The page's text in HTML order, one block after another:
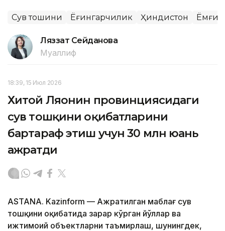
Сув тошқини Ёғингарчилик Ҳиндистон Ёмғир
Ляззат Сейданова
Муаллиф
18:39, 15 Июл 2026
Хитой Ляонин провинциясидаги
сув тошқини оқибатларини
бартараф этиш учун 30 млн юань
ажратди
ASTANA. Kazinform — Ажратилган маблағ сув
тошқини оқибатида зарар кўрган йўллар ва
ижтимоий объектларни таъмирлаш, шунингдек,